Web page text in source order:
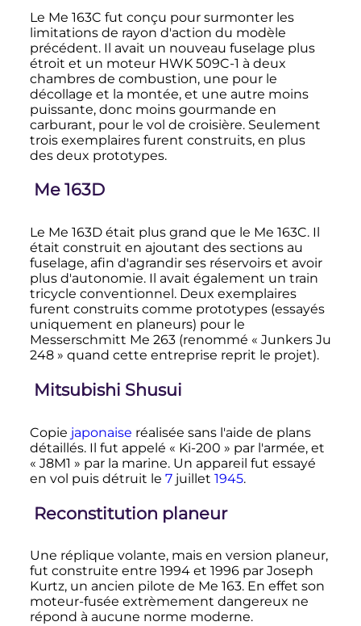
Le Me 163C fut conçu pour surmonter les
limitations de rayon d'action du modèle
précédent. Il avait un nouveau fuselage plus
étroit et un moteur HWK 509C-1 à deux
chambres de combustion, une pour le
décollage et la montée, et une autre moins
puissante, donc moins gourmande en
carburant, pour le vol de croisière. Seulement
trois exemplaires furent construits, en plus
des deux prototypes.
Me 163D
Le Me 163D était plus grand que le Me 163C. Il
était construit en ajoutant des sections au
fuselage, afin d'agrandir ses réservoirs et avoir
plus d'autonomie. Il avait également un train
tricycle conventionnel. Deux exemplaires
furent construits comme prototypes (essayés
uniquement en planeurs) pour le
Messerschmitt Me 263 (renommé « Junkers Ju
248 » quand cette entreprise reprit le projet).
Mitsubishi Shusui
Copie japonaise réalisée sans l'aide de plans
détaillés. Il fut appelé « Ki-200 » par l'armée, et
« J8M1 » par la marine. Un appareil fut essayé
en vol puis détruit le 7juillet 1945.
Reconstitution planeur
Une réplique volante, mais en version planeur,
fut construite entre 1994 et 1996 par Joseph
Kurtz, un ancien pilote de Me 163. En effet son
moteur-fusée extrèmement dangereux ne
répond à aucune norme moderne.